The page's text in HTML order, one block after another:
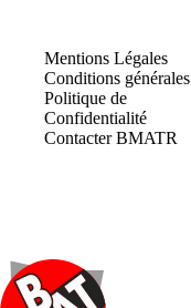
Mentions Légales
Conditions générales
Politique de
Confidentialité
Contacter BMATR